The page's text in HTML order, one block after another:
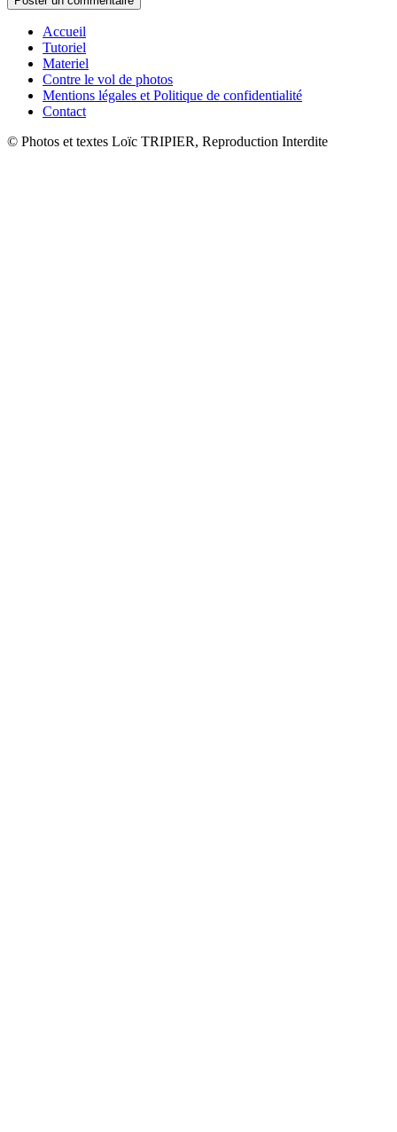
Accueil
Tutoriel
Materiel
Contre le vol de photos
Mentions légales et Politique de confidentialité
Contact
© Photos et textes Loïc TRIPIER, Reproduction Interdite